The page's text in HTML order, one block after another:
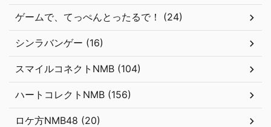
ゲームで、てっぺんとったるで！ (24)
シンラバンゲー (16)
スマイルコネクトNMB (104)
ハートコレクトNMB (156)
ロケ方NMB48 (20)